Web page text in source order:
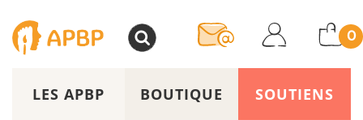
0
LES APBP BOUTIQUE SOUTIENS